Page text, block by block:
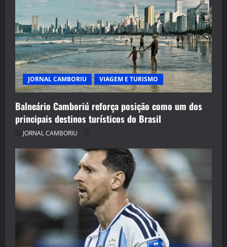
JORNAL CAMBORIU VIAGEM E TURISMO
Balneário Camboriú reforça posição como um dos
principais destinos turísticos do Brasil
JORNAL CAMBORIU